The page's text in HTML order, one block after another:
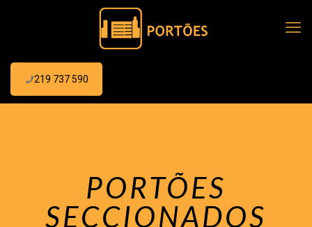
219 737 590
PORTÕES
SECCIONADOS